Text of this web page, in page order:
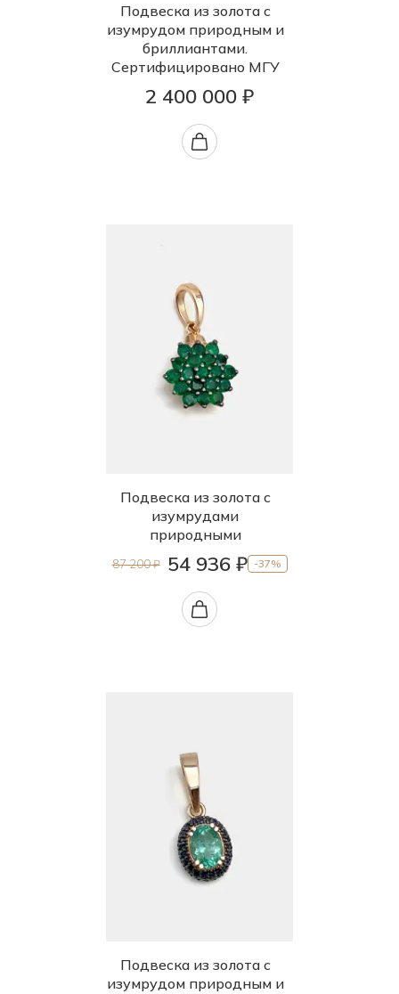
Подвеска из золота с
изумрудом природным и
бриллиантами.
Сертифицировано МГУ
2 400 000 ₽
Подвеска из золота с
изумрудами
природными
87 200 ₽ 54 936 ₽ -37%
Подвеска из золота с
изумрудом природным и